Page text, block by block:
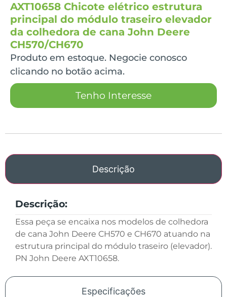
AXT10658 Chicote elétrico estrutura
principal do módulo traseiro elevador
da colhedora de cana John Deere
CH570/CH670
Produto em estoque. Negocie conosco
clicando no botão acima.
Tenho Interesse
Descrição
Especificações
Descrição:
Essa peça se encaixa nos modelos de colhedora
de cana John Deere CH570 e CH670 atuando na
estrutura principal do módulo traseiro (elevador).
PN John Deere AXT10658.